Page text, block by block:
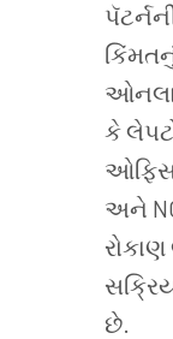
કે
અને
છે.